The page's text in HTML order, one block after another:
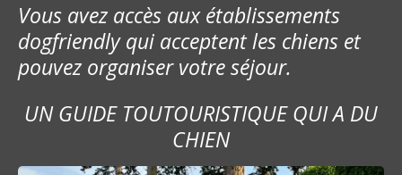
Vous avez accès aux établissements
dogfriendly qui acceptent les chiens et
pouvez organiser votre séjour.
UN GUIDE TOUTOURISTIQUE QUI A DU
CHIEN